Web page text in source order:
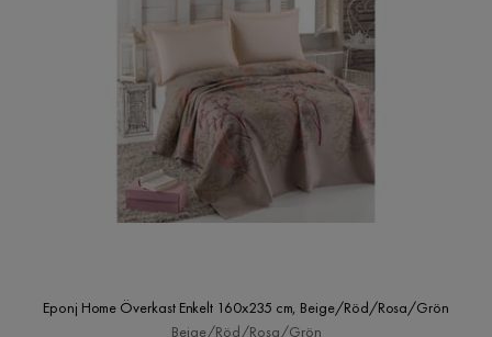
Eponj Home Överkast Enkelt 160x235 cm, Beige/Röd/Rosa/Grön
Beige/Röd/Rosa/Grön